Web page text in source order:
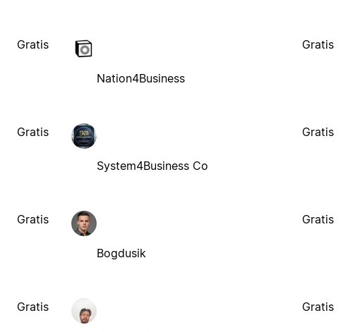
Gratis
Nation4Business
Gratis
Gratis
System4Business Co
Gratis
Gratis
Bogdusik
Gratis
Gratis Gratis